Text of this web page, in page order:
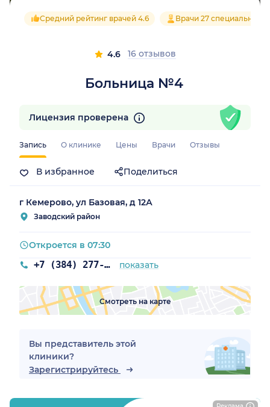
обл.)
Больница №4
Средний рейтинг врачей 4.6 Врачи 27
4.6 16 отзывов
Запись О клинике Цены Врачи Отзывы
В избранное Поделиться
Лицензия проверена
г Кемерово, ул Базовая, д 12А
Заводский район
+7 (384) 277-47-80 показать
Откроется в 07:30
Смотреть на карте
Вы представитель этой
клиники?
Зарегистрируйтесь